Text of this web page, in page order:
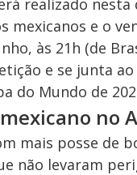
realizado
mexicanos e o
às 21h (de
e se junta
do Mundo de
no
mais posse de
não levaram